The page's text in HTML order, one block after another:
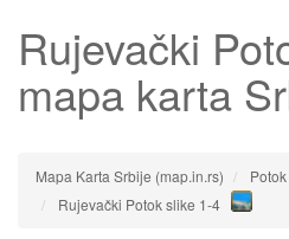
Rujevački
mapa karta
Mapa Karta Srbije (map.in.rs) Potok
Rujevački Potok slike 1-4